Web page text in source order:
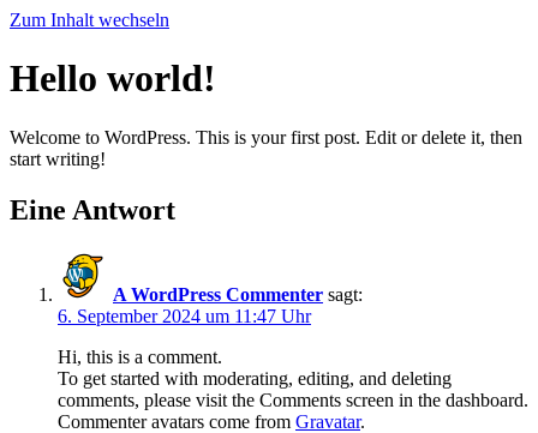
Zum Inhalt wechseln
Hello world!
Welcome to WordPress. This is your first post. Edit or delete it, then
start writing!
Eine Antwort
A WordPress Commenter sagt:
6. September 2024 um 11:47 Uhr
Hi, this is a comment.
To get started with moderating, editing, and deleting
comments, please visit the Comments screen in the dashboard.
Commenter avatars come from Gravatar.